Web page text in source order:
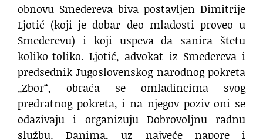
obnovu Smedereva biva postavljen Dimitrije
Ljotić (koji je dobar deo mladosti proveo u
Smederevu) i koji uspeva da sanira štetu
koliko-toliko. Ljotić, advokat iz Smedereva i
predsednik Jugoslovenskog narodnog pokreta
„Zbor“, obraća se omladincima svog
predratnog pokreta, i na njegov poziv oni se
odazivaju i organizuju Dobrovoljnu radnu
službu. Danima, uz najveće napore i